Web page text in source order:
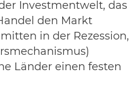
Investmentwelt, das
den Markt
in der Rezession,
Länder einen festen